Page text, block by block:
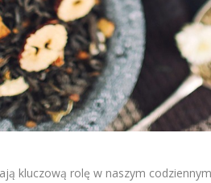
kluczową rolę w naszym